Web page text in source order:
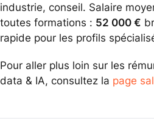
industrie, conseil. Salaire
toutes formations : 52 000 €
rapide pour les profils
Pour aller plus loin sur les
data & IA, consultez la page